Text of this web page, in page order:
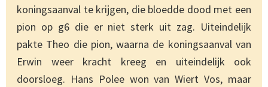
koningsaanval te krijgen, die bloedde dood met een
pion op g6 die er niet sterk uit zag. Uiteindelijk
pakte Theo die pion, waarna de koningsaanval van
Erwin weer kracht kreeg en uiteindelijk ook
doorsloeg. Hans Polee won van Wiert Vos, maar